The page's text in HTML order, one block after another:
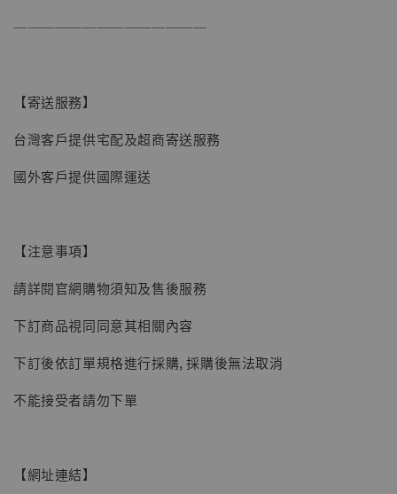
【現貨】BJSTUDIO 1/6系列可動蒐藏人偶 讓
NT$ 4,980
NT$ 5,300
──────────────
【寄送服務】
台灣客戶提供宅配及超商寄送服務
國外客戶提供國際運送
【注意事項】
請詳閱官網購物須知及售後服務
下訂商品視同同意其相關內容
下訂後依訂單規格進行採購, 採購後無法取消
不能接受者請勿下單
【網址連結】